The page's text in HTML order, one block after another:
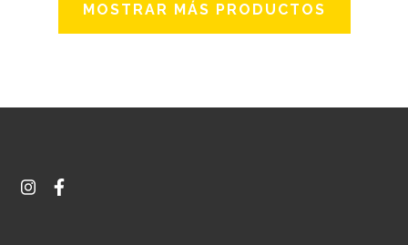
MOSTRAR MÁS PRODUCTOS